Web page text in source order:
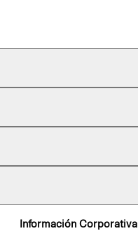
Información Corporativa